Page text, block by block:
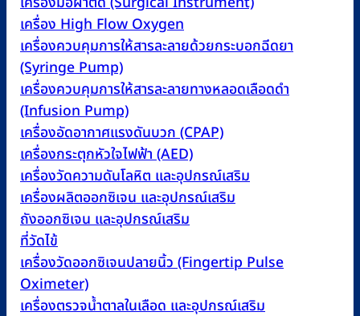
เครื่อง High Flow Oxygen
เครื่องควบคุมการให้สารละลายด้วยกระบอกฉีดยา
(Syringe Pump)
เครื่องควบคุมการให้สารละลายทางหลอดเลือดดำ
(Infusion Pump)
เครื่องอัดอากาศแรงดันบวก (CPAP)
เครื่องกระตุกหัวใจไฟฟ้า (AED)
เครื่องวัดความดันโลหิต และอุปกรณ์เสริม
เครื่องผลิตออกซิเจน และอุปกรณ์เสริม
ถังออกซิเจน และอุปกรณ์เสริม
ที่วัดไข้
เครื่องวัดออกซิเจนปลายนิ้ว (Fingertip Pulse
Oximeter)
เครื่องตรวจน้ำตาลในเลือด และอุปกรณ์เสริม